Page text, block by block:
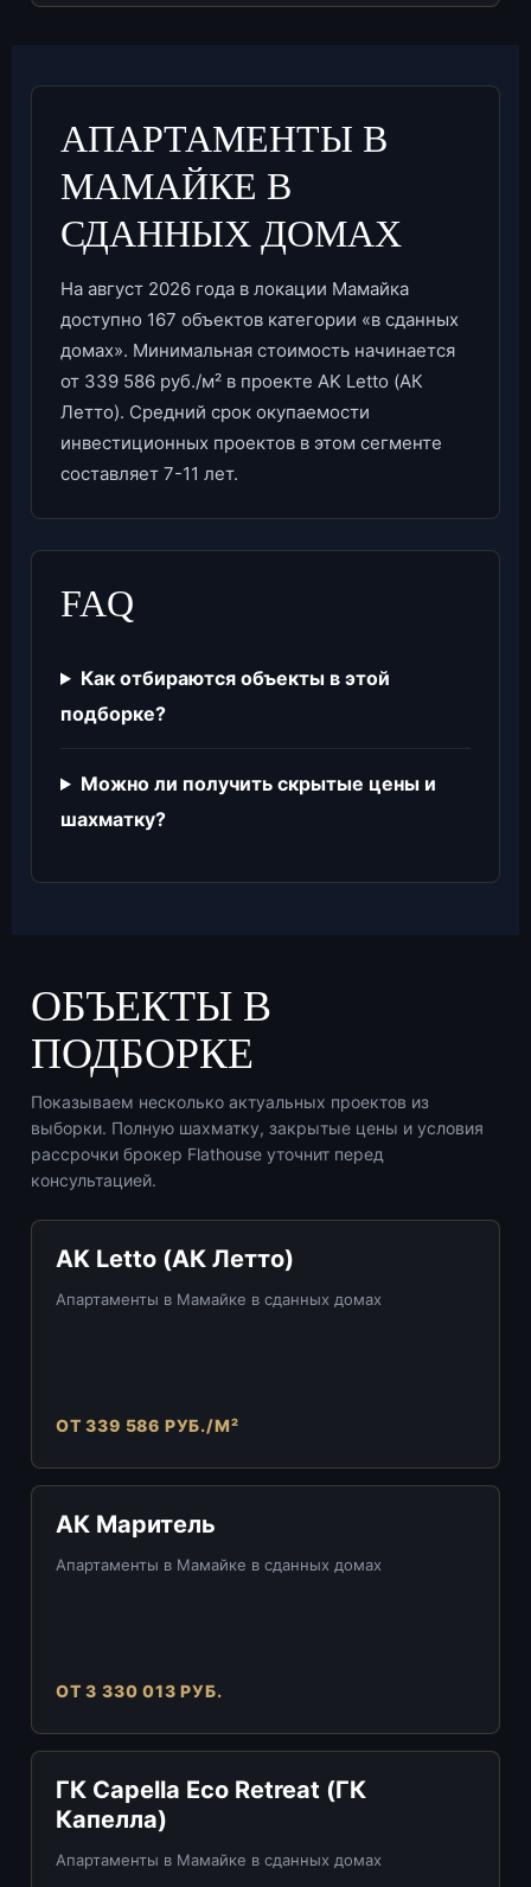
АПАРТАМЕНТЫ В
МАМАЙКЕ В
СДАННЫХ ДОМАХ
На август 2026 года в локации Мамайка
доступно 167 объектов категории «в сданных
домах». Минимальная стоимость начинается
от 339 586 руб./м² в проекте AK Letto (АК
Летто). Средний срок окупаемости
инвестиционных проектов в этом сегменте
составляет 7-11 лет.
FAQ
Как отбираются объекты в этой
подборке?
Можно ли получить скрытые цены и
шахматку?
ОБЪЕКТЫ В
ПОДБОРКЕ
Показываем несколько актуальных проектов из
выборки. Полную шахматку, закрытые цены и условия
рассрочки брокер Flathouse уточнит перед
консультацией.
AK Letto (АК Летто)
Апартаменты в Мамайке в сданных домах
ОТ 339 586 РУБ./М²
АК Маритель
Апартаменты в Мамайке в сданных домах
ОТ 3 330 013 РУБ.
ГК Capella Eco Retreat (ГК
Капелла)
Апартаменты в Мамайке в сданных домах